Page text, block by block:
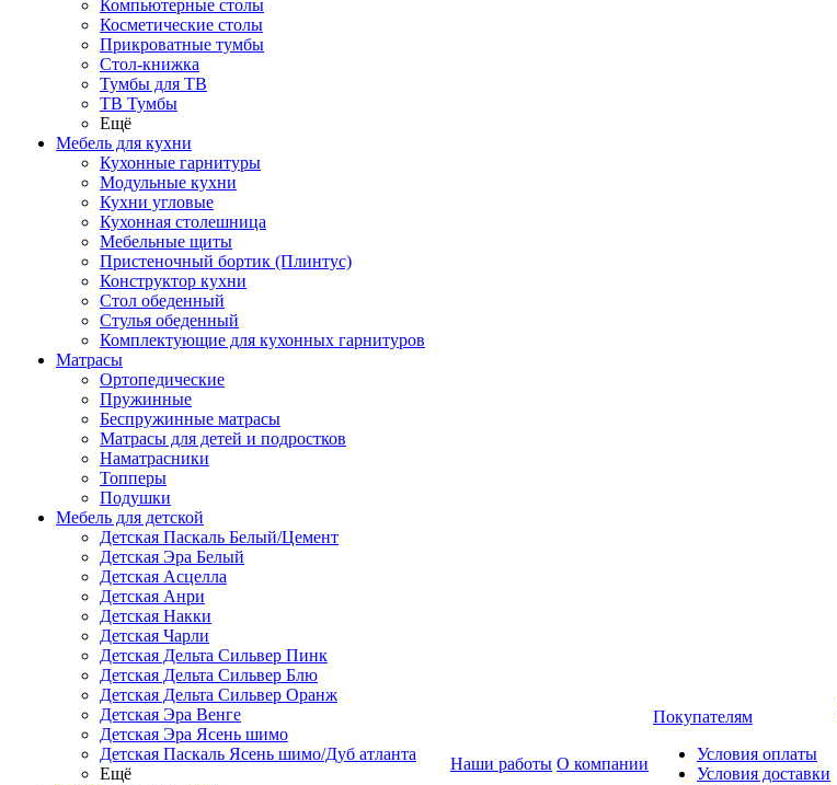
Компьютерные столы
Косметические столы
Прикроватные тумбы
Стол-книжка
Тумбы для ТВ
ТВ Тумбы
Ещё
Мебель для кухни
Кухонные гарнитуры
Модульные кухни
Кухни угловые
Кухонная столешница
Мебельные щиты
Пристеночный бортик (Плинтус)
Конструктор кухни
Стол обеденный
Стулья обеденный
Комплектующие для кухонных гарнитуров
Матраcы
Ортопедические
Пружинные
Беспружинные матрасы
Матрасы для детей и подростков
Наматрасники
Топперы
Подушки
Мебель для детской
Детская Паскаль Белый/Цемент
Детская Эра Белый
Детская Асцелла
Детская Анри
Детская Накки
Детская Чарли
Детская Дельта Сильвер Пинк
Детская Дельта Сильвер Блю
Детская Дельта Сильвер Оранж
Детская Эра Венге
Детская Эра Ясень шимо
Детская Паскаль Ясень шимо/Дуб атланта
Ещё
Наши работы О компании
Покупателям
Условия оплаты
Условия доставки